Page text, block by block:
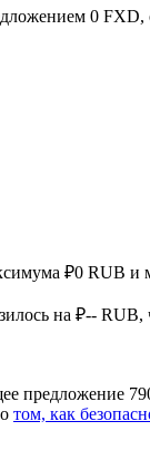
0 FXD,
₽0 RUB
на ₽--
предложение
том, как